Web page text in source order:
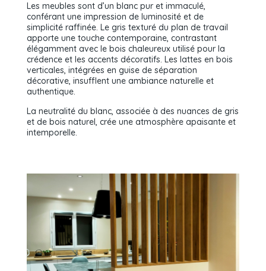
Les meubles sont d’un blanc pur et immaculé,
conférant une impression de luminosité et de
simplicité raffinée. Le gris texturé du plan de travail
apporte une touche contemporaine, contrastant
élégamment avec le bois chaleureux utilisé pour la
crédence et les accents décoratifs. Les lattes en bois
verticales, intégrées en guise de séparation
décorative, insufflent une ambiance naturelle et
authentique.
La neutralité du blanc, associée à des nuances de gris
et de bois naturel, crée une atmosphère apaisante et
intemporelle.